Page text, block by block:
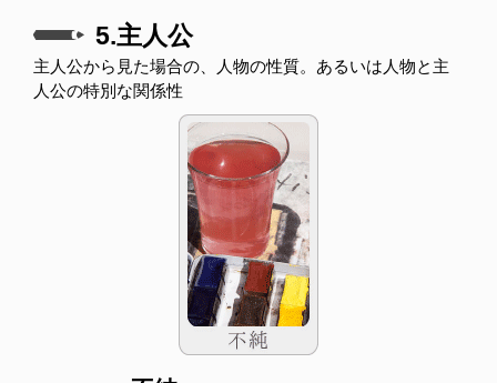
5.主人公
主人公から見た場合の、人物の性質。あるいは人物と主
人公の特別な関係性